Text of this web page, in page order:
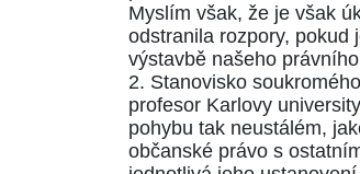
Myslím však, že je však
odstranila rozpory, pokud
výstavbě našeho
2. Stanovisko
profesor Karlovy
pohybu tak neustálém,
občanské právo s